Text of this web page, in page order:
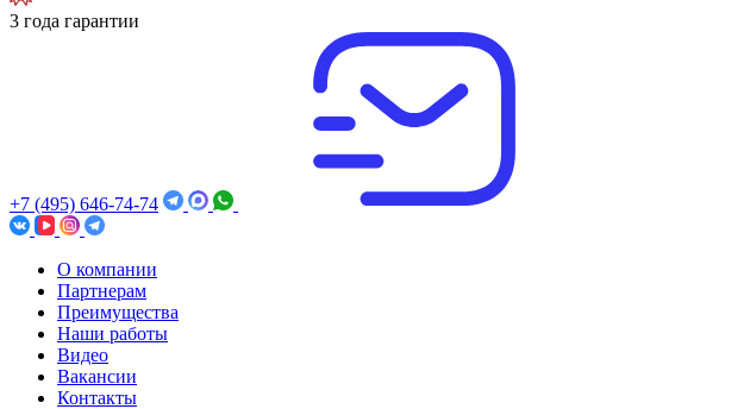
3 года гарантии
+7 (495) 646-74-74
О компании
Партнерам
Преимущества
Наши работы
Видео
Вакансии
Контакты